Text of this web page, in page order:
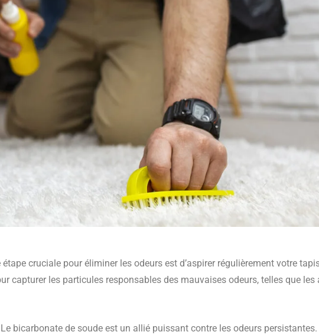
étape cruciale pour éliminer les odeurs est d’aspirer régulièrement votre
capturer les particules responsables des mauvaises odeurs, telles que les
Le bicarbonate de soude est un allié puissant contre les odeurs